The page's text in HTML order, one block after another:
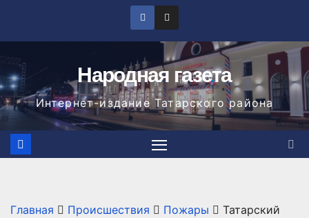
Народная газета
Интернет-издание Татарского района
Главная Происшествия Пожары
Татарский